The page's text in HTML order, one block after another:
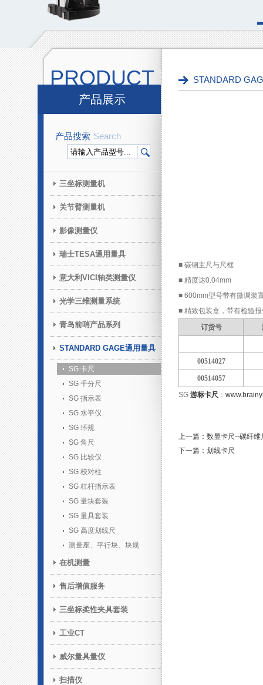
PRODUCT
产品展示
产品搜索 Search
三坐标测量机
关节臂测量机
影像测量仪
瑞士TESA通用量具
意大利VICI轴类测量仪
光学三维测量系统
青岛前哨产品系列
STANDARD GAGE通用量具
SG 卡尺
SG 千分尺
SG 指示表
SG 水平仪
SG 环规
SG 角尺
SG 比较仪
SG 校对柱
SG 杠杆指示表
SG 量块套装
SG 量具套装
SG 高度划线尺
测量座、平行块、块规
在机测量
售后增值服务
三坐标柔性夹具套装
工业CT
威尔量具量仪
扫描仪
STANDARD
■ 碳钢主尺与尺框
■ 精度达0.04mm
■ 600mm型号带有微调装
■ 精致包装盒，带有检验
订货号
00514027
00514057
SG 游标卡尺 ：
上一篇：数显卡尺--碳纤维
下一篇：划线卡尺